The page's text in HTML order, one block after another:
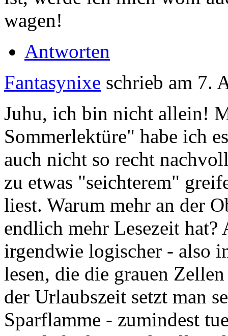
wagen!
Antworten
Fantasynixe schrieb am 7.
Juhu, ich bin nicht allein!
Sommerlektüre" habe ich
auch nicht so recht
zu etwas "seichterem"
liest. Warum mehr an der
endlich mehr Lesezeit
irgendwie logischer - also
lesen, die die grauen
der Urlaubszeit setzt man
Sparflamme - zumindest